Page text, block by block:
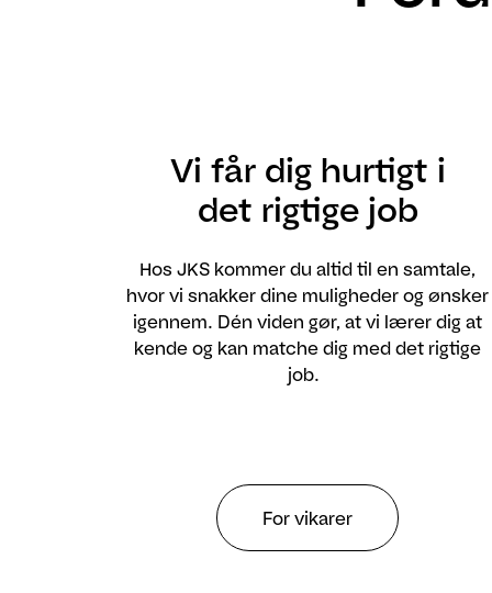
Vi får dig hurtigt i
det rigtige job
Hos JKS kommer du altid til en samtale,
hvor vi snakker dine muligheder og ønsker
igennem. Dén viden gør, at vi lærer dig at
kende og kan matche dig med det rigtige
job.
For vikarer